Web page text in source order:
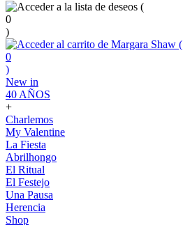
(
0
)
(
0
)
New in
40 AÑOS
+
Charlemos
My Valentine
La Fiesta
Abrilhongo
El Ritual
El Festejo
Una Pausa
Herencia
Shop